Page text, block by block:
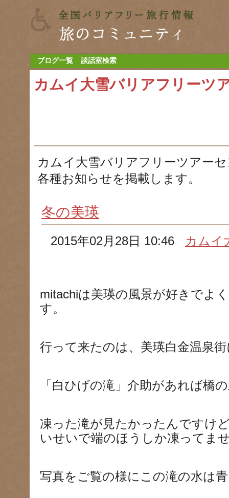
ブログ一覧 談話室検索
カムイ大雪バリアフリーツ
カムイ大雪バリアフリーツアー
各種お知らせを掲載します。
冬の美瑛
2015年02月28日 10:46 カムイ
mitachiは美瑛の風景が好きでよ
す。
行って来たのは、美瑛白金温泉
「白ひげの滝」介助があれば橋
凍った滝が見たかったんですけ
いせいで端のほうしか凍ってま
写真をご覧の様にこの滝の水は